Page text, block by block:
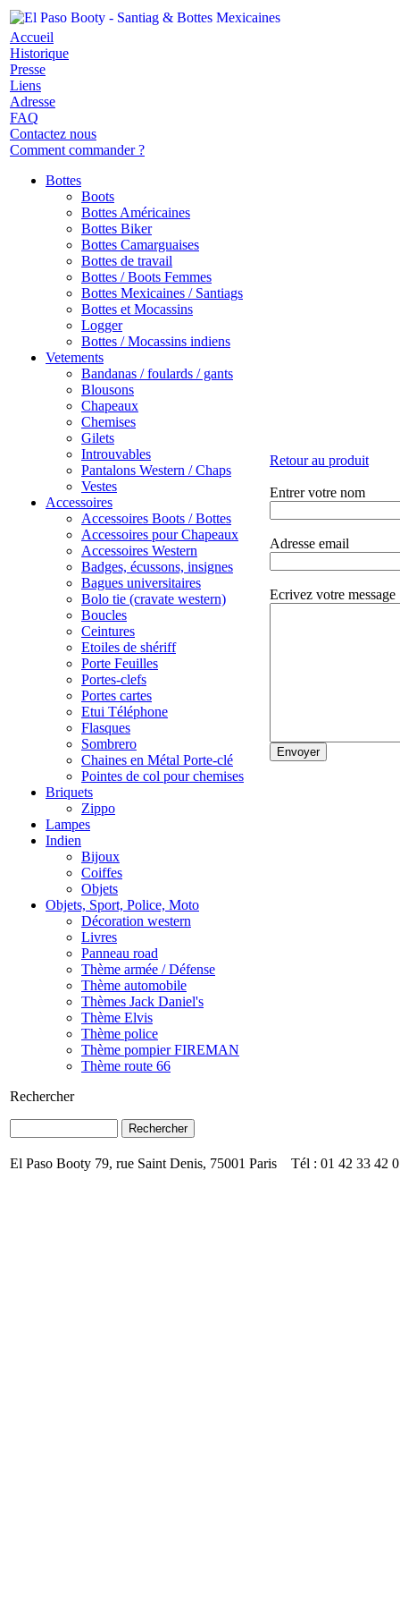
Accueil
Historique
Presse
Liens
Adresse
FAQ
Contactez nous
Comment commander ?
Bottes
Boots
Bottes Américaines
Bottes Biker
Bottes Camarguaises
Bottes de travail
Bottes / Boots Femmes
Bottes Mexicaines / Santiags
Bottes et Mocassins
Logger
Bottes / Mocassins indiens
Vetements
Bandanas / foulards / gants
Blousons
Chapeaux
Chemises
Gilets
Introuvables
Pantalons Western / Chaps
Vestes
Accessoires
Accessoires Boots / Bottes
Accessoires pour Chapeaux
Accessoires Western
Badges, écussons, insignes
Bagues universitaires
Bolo tie (cravate western)
Boucles
Ceintures
Etoiles de shériff
Porte Feuilles
Portes-clefs
Portes cartes
Etui Téléphone
Flasques
Sombrero
Chaines en Métal Porte-clé
Pointes de col pour chemises
Briquets
Zippo
Lampes
Indien
Bijoux
Coiffes
Objets
Objets, Sport, Police, Moto
Décoration western
Livres
Panneau road
Thème armée / Défense
Thème automobile
Thèmes Jack Daniel's
Thème Elvis
Thème police
Thème pompier FIREMAN
Thème route 66
Rechercher
Retour au produit
Entrer votre nom
Adresse email
Ecrivez votre message
El Paso Booty 79, rue Saint Denis, 75001 Paris Tél : 01 42 33 42